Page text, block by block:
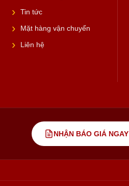
Tin tức
Mặt hàng vận chuyển
Liên hệ
NHẬN BÁO GIÁ NGAY